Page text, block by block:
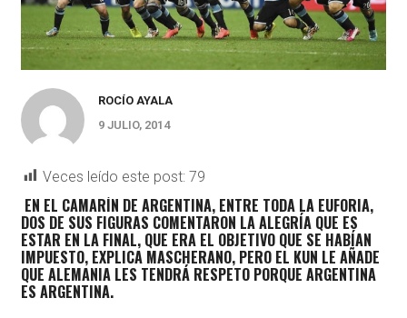
ROCÍO AYALA
9 JULIO, 2014
Veces leído este post: 79
EN EL CAMARÍN DE ARGENTINA, ENTRE TODA LA EUFORIA,
DOS DE SUS FIGURAS COMENTARON LA ALEGRÍA QUE ES
ESTAR EN LA FINAL, QUE ERA EL OBJETIVO QUE SE HABÍAN
IMPUESTO, EXPLICA MASCHERANO, PERO EL KUN LE AÑADE
QUE ALEMANIA LES TENDRÁ RESPETO PORQUE ARGENTINA
ES ARGENTINA.